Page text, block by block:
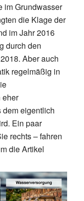
im Grundwasser
die Klage der
im Jahr 2016
durch den
Aber auch
regelmäßig in
eher
eigentlich
Ein paar
rechts – fahren
die Artikel